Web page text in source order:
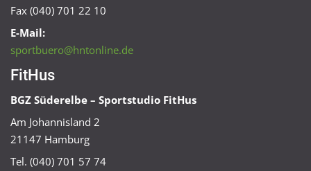
Fax (040) 701 22 10
E-Mail:
sportbuero@hntonline.de
FitHus
BGZ Süderelbe – Sportstudio FitHus
Am Johannisland 2
21147 Hamburg
Tel. (040) 701 57 74